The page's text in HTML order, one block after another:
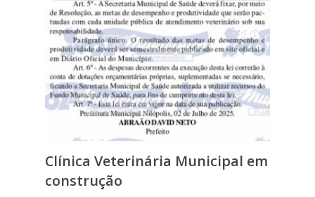
Clínica Veterinária Municipal em
construção